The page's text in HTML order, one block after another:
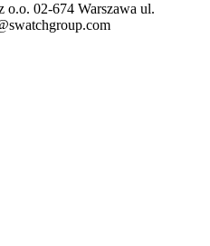
o.o. 02-674 Warszawa ul.